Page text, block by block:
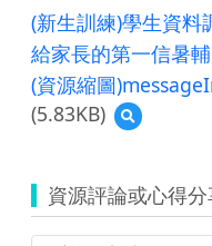
(新生訓練)學生資料
給家長的第一信暑
(資源縮圖
(5.83KB)
預
覽
縮
圖
資源評論或心得